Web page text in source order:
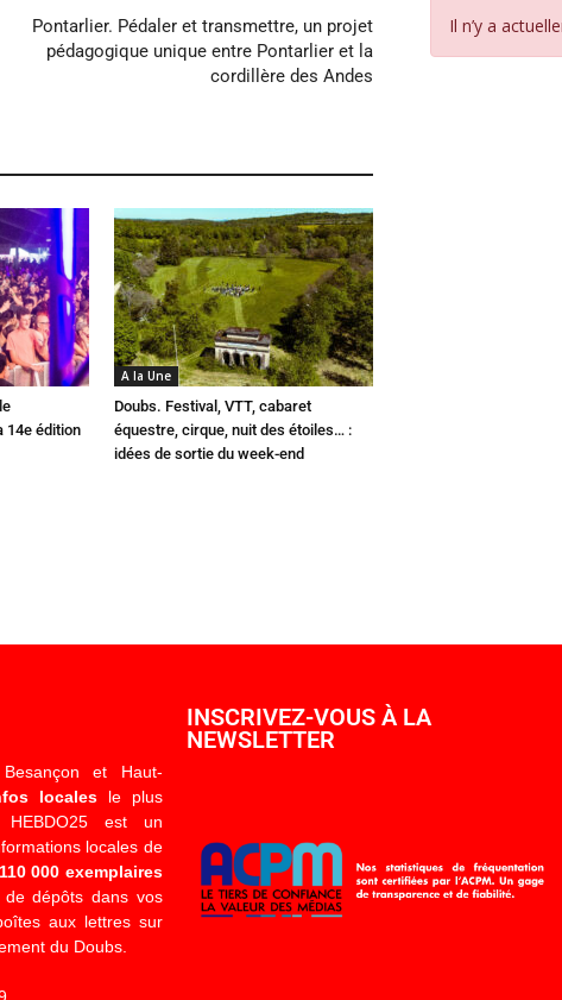
Pontarlier. Pédaler et transmettre, un projet
pédagogique unique entre Pontarlier et la
cordillère des Andes
14e édition
A la Une
Doubs. Festival, VTT, cabaret
équestre, cirque, nuit des étoiles… :
idées de sortie du week-end
Il n’y a
et Haut-
localesle plus
HEBDO25 est un
locales de
000 exemplaires
dépôts dans vos
aux lettres sur
du Doubs.
INSCRIVEZ-VOUS À LA
NEWSLETTER